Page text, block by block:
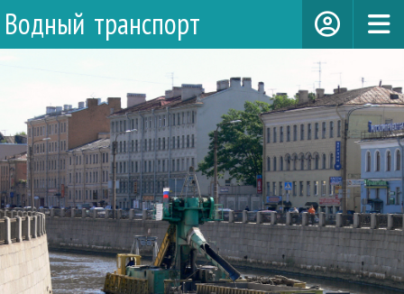
Водный транспорт